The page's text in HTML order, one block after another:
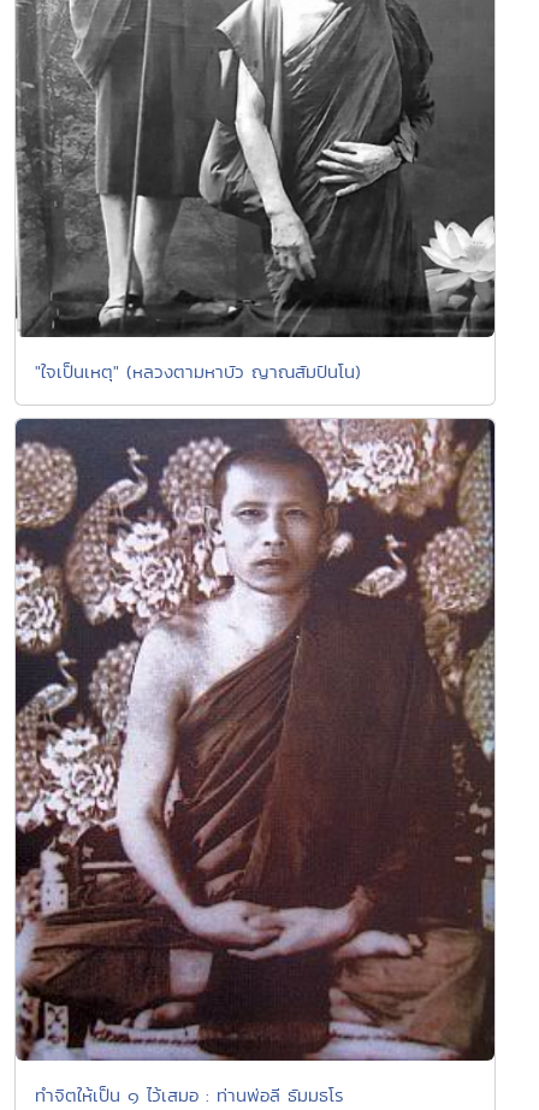
"ใจเป็นเหตุ" (หลวงตามหาบัว ญาณสัมปันโน)
ทำจิตให้เป็น ๑ ไว้เสมอ : ท่านพ่อลี ธัมมธโร